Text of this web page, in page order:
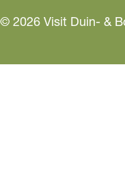
© 2026 Visit Duin- &